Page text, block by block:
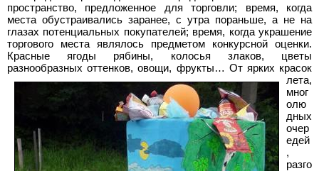
пространство, предложенное для торговли; время, когда
места обустраивались заранее, с утра пораньше, а не на
глазах потенциальных покупателей; время, когда украшение
торгового места являлось предметом конкурсной оценки.
Красные ягоды рябины, колосья злаков, цветы
разнообразных оттенков, овощи, фрукты… От ярких красок
лета,
мног
олю
дных
очер
едей
,
разго